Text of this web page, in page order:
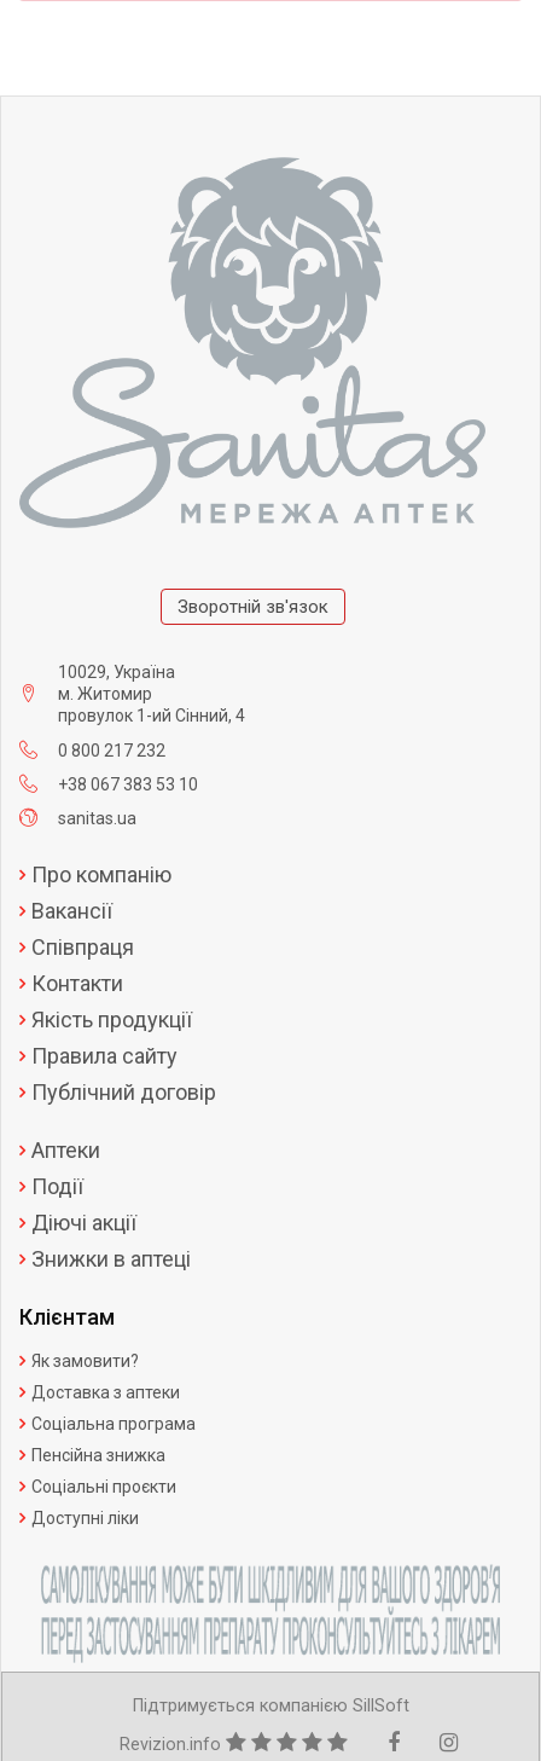
Зворотній зв'язок
10029, Україна
м. Житомир
провулок 1-ий Сінний, 4
0 800 217 232
+38 067 383 53 10
sanitas.ua
Про компанію
Вакансії
Співпраця
Контакти
Якість продукції
Правила сайту
Публічний договір
Аптеки
Події
Діючі акції
Знижки в аптеці
Клієнтам
Як замовити?
Доставка з аптеки
Соціальна програма
Пенсійна знижка
Соціальні проєкти
Доступні ліки
Підтримується компанією SillSoft
Revizion.info